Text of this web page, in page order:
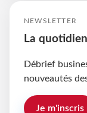
NEWSLETTER
La
Débrief
nouveautés
Je m'inscris